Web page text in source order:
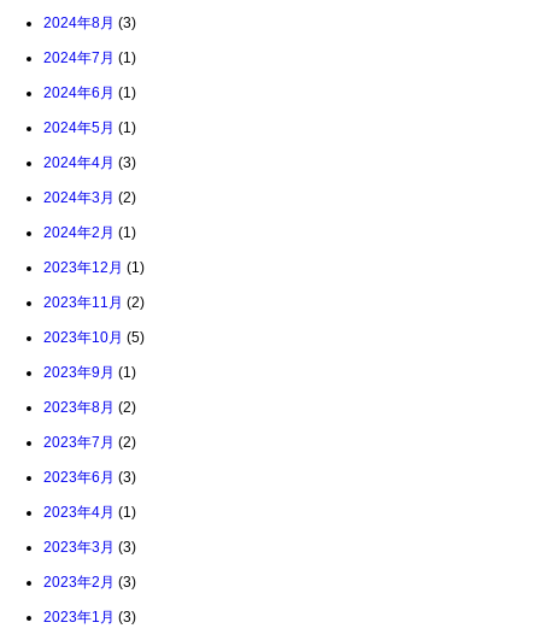
2024年8月 (3)
2024年7月 (1)
2024年6月 (1)
2024年5月 (1)
2024年4月 (3)
2024年3月 (2)
2024年2月 (1)
2023年12月 (1)
2023年11月 (2)
2023年10月 (5)
2023年9月 (1)
2023年8月 (2)
2023年7月 (2)
2023年6月 (3)
2023年4月 (1)
2023年3月 (3)
2023年2月 (3)
2023年1月 (3)